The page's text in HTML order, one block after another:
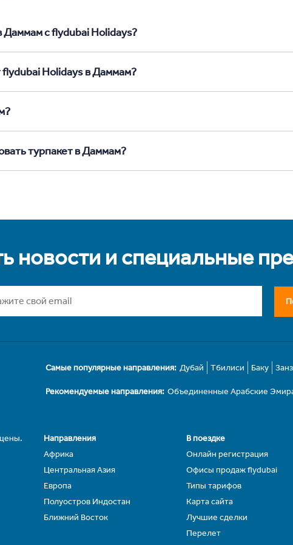
Даммам с flydubai Holidays?
flydubai Holidays в Даммам?
турпакет в Даммам?
новости и специальные
Самые популярные направления: Дубай Тбилиси Баку
Рекомендуемые направления: Объединенные Арабские
Направления
Африка
Центральная Азия
Европа
Полуостров Индостан
Ближний Восток
В поездке
Онлайн регистрация
Офисы продаж flydubai
Типы тарифов
Карта сайта
Лучшие сделки
Перелет